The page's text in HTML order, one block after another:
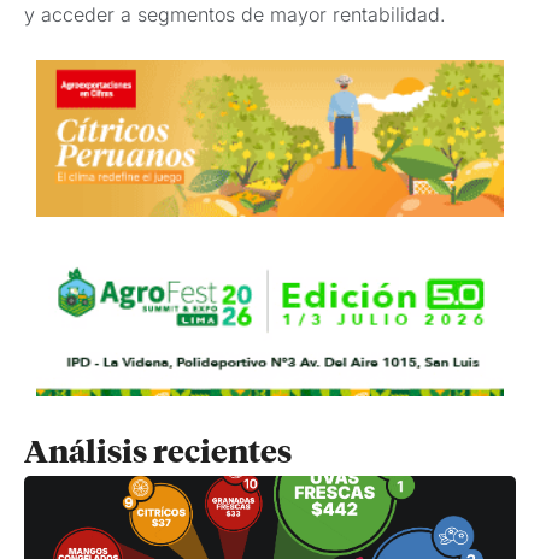
y acceder a segmentos de mayor rentabilidad.
Análisis recientes